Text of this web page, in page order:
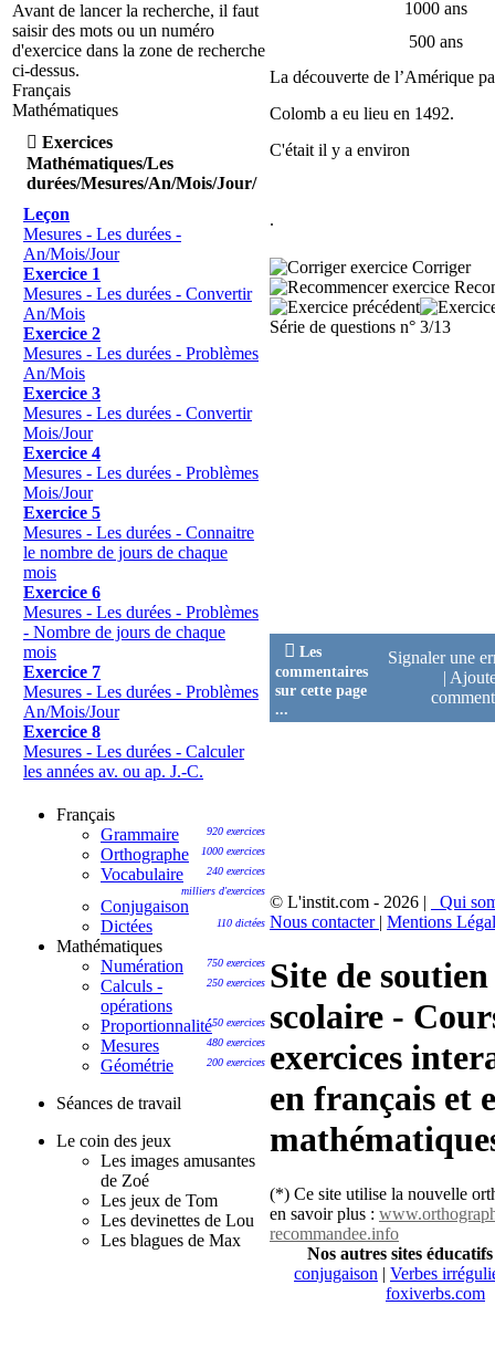
Avant de lancer la recherche, il faut
saisir des mots ou un numéro
d'exercice dans la zone de recherche
ci-dessus.
Français
Mathématiques
 Exercices
Mathématiques/Les
durées/Mesures/An/Mois/Jour/
Leçon
Mesures - Les durées -
An/Mois/Jour
Exercice 1
Mesures - Les durées - Convertir
An/Mois
Exercice 2
Mesures - Les durées - Problèmes
An/Mois
Exercice 3
Mesures - Les durées - Convertir
Mois/Jour
Exercice 4
Mesures - Les durées - Problèmes
Mois/Jour
Exercice 5
Mesures - Les durées - Connaitre
le nombre de jours de chaque
mois
Exercice 6
Mesures - Les durées - Problèmes
- Nombre de jours de chaque
mois
Exercice 7
Mesures - Les durées - Problèmes
An/Mois/Jour
Exercice 8
Mesures - Les durées - Calculer
les années av. ou ap. J.-C.
Français
920 exercices
Grammaire
1000 exercices
Orthographe
240 exercices
Vocabulaire
milliers d'exercices
Conjugaison
110 dictées
Dictées
Mathématiques
750 exercices
Numération
250 exercices
Calculs -
opérations
50 exercices
Proportionnalité
480 exercices
Mesures
200 exercices
Géométrie
Séances de travail
Le coin des jeux
Les images amusantes
de Zoé
Les jeux de Tom
Les devinettes de Lou
Les blagues de Max
1000 ans
500 ans
La découverte de l’Amérique
Colomb a eu lieu en 1492.
C'était il y a environ
.
Corriger
Série de questions n° 3/13
 Les
commentaires
sur cette page
...
Signaler une
|
© L'instit.com - 2026 |
Qui
Nous contacter | Mentions
Site de soutien
scolaire -
exercices
en français et
(*) Ce site utilise la nouvelle
en savoir plus :
recommandee.info
Nos autres sites
conjugaison | Verbes
foxiverbs.com